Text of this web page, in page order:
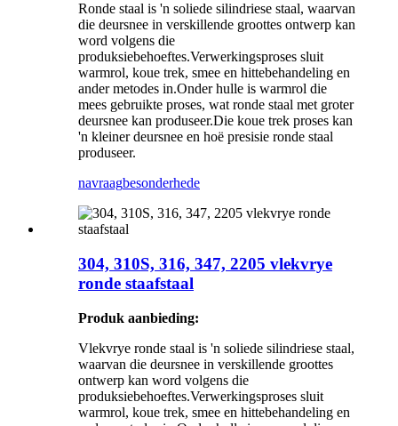
Ronde staal is 'n soliede silindriese staal, waarvan
die deursnee in verskillende groottes ontwerp kan
word volgens die
produksiebehoeftes.Verwerkingsproses sluit
warmrol, koue trek, smee en hittebehandeling en
ander metodes in.Onder hulle is warmrol die
mees gebruikte proses, wat ronde staal met groter
deursnee kan produseer.Die koue trek proses kan
'n kleiner deursnee en hoë presisie ronde staal
produseer.
navraagbesonderhede
304, 310S, 316, 347, 2205 vlekvrye
ronde staafstaal
Produk aanbieding:
Vlekvrye ronde staal is 'n soliede silindriese staal,
waarvan die deursnee in verskillende groottes
ontwerp kan word volgens die
produksiebehoeftes.Verwerkingsproses sluit
warmrol, koue trek, smee en hittebehandeling en